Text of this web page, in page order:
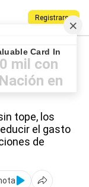
Registrarse
mil con
en
tope, los
el gasto
de